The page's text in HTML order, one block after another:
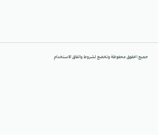
جميع الحقوق محفوظة وتخضع لشروط واتفاق الاستخدام